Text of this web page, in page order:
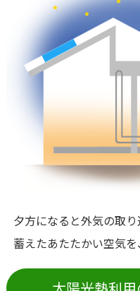
夕方になると外気の取
蓄えたあたたかい空気を